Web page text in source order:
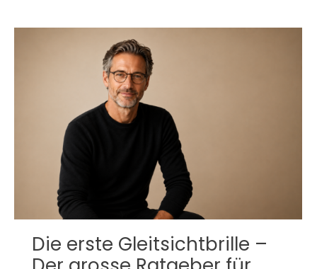
Die erste Gleitsichtbrille –